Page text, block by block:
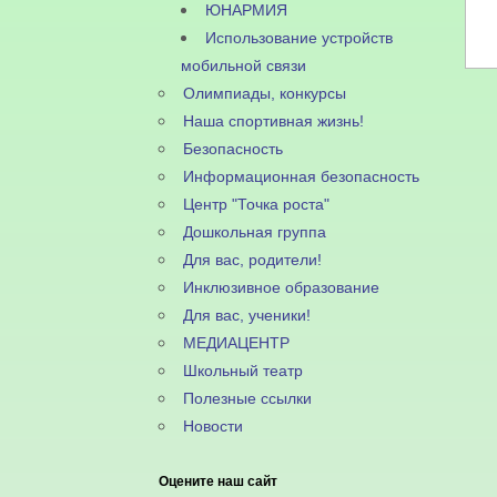
ЮНАРМИЯ
Использование устройств
мобильной связи
Олимпиады, конкурсы
Наша спортивная жизнь!
Безопасность
Информационная безопасность
Центр "Точка роста"
Дошкольная группа
Для вас, родители!
Инклюзивное образование
Для вас, ученики!
МЕДИАЦЕНТР
Школьный театр
Полезные ссылки
Новости
Оцените наш сайт